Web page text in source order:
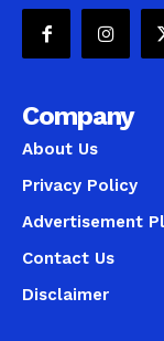
Company
About Us
Privacy Policy
Advertisement
Contact Us
Disclaimer